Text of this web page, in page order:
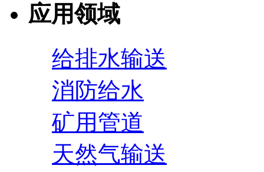
应用领域
给排水输送
消防给水
矿用管道
天然气输送